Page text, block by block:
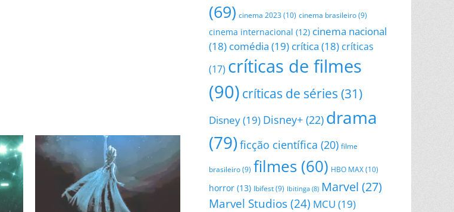
(69) cinema 2023(10) cinema brasileiro (9)
cinema internacional (12) cinema nacional
(18) comédia (19) crítica (18) críticas
(17) críticas de filmes
(90) críticas de séries (31)
Disney(19) Disney+ (22) drama
(79)ficção científica (20) filme
brasileiro (9) filmes (60) HBO MAX(10)
horror (13) Ibifest (9) Ibitinga (8) Marvel (27)
Marvel Studios(24) MCU (19)